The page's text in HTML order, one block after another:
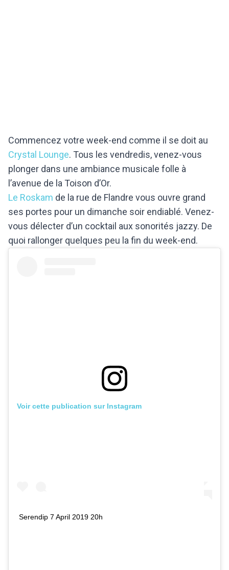
Commencez votre week-end comme il se doit au
Crystal Lounge. Tous les vendredis, venez-vous
plonger dans une ambiance musicale folle à
l’avenue de la Toison d’Or.
Le Roskam de la rue de Flandre vous ouvre grand
ses portes pour un dimanche soir endiablé. Venez-
vous délecter d’un cocktail aux sonorités jazzy. De
quoi rallonger quelques peu la fin du week-end.
Voir cette publication sur Instagram
Serendip 7 April 2019 20h